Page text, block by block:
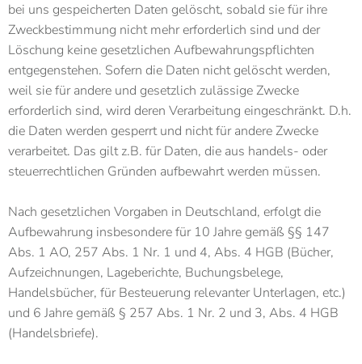
bei uns gespeicherten Daten gelöscht, sobald sie für ihre
Zweckbestimmung nicht mehr erforderlich sind und der
Löschung keine gesetzlichen Aufbewahrungspflichten
entgegenstehen. Sofern die Daten nicht gelöscht werden,
weil sie für andere und gesetzlich zulässige Zwecke
erforderlich sind, wird deren Verarbeitung eingeschränkt. D.h.
die Daten werden gesperrt und nicht für andere Zwecke
verarbeitet. Das gilt z.B. für Daten, die aus handels- oder
steuerrechtlichen Gründen aufbewahrt werden müssen.
Nach gesetzlichen Vorgaben in Deutschland, erfolgt die
Aufbewahrung insbesondere für 10 Jahre gemäß §§ 147
Abs. 1 AO, 257 Abs. 1 Nr. 1 und 4, Abs. 4 HGB (Bücher,
Aufzeichnungen, Lageberichte, Buchungsbelege,
Handelsbücher, für Besteuerung relevanter Unterlagen, etc.)
und 6 Jahre gemäß § 257 Abs. 1 Nr. 2 und 3, Abs. 4 HGB
(Handelsbriefe).